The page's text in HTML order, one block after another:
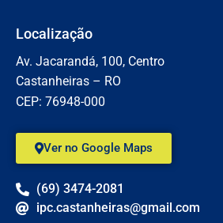
Localização
Av. Jacarandá, 100, Centro
Castanheiras – RO
CEP: 76948-000
Ver no Google Maps
(69) 3474-2081
ipc.castanheiras@gmail.com